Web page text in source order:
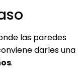
las paredes
darles una
.